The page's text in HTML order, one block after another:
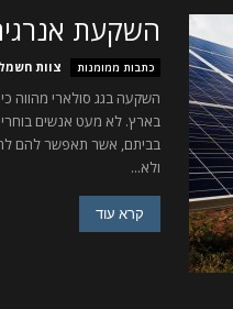
השקעת
כתבות ממומנות צוות
השקעה בגג סולארי מהווה
בארץ. לא מעט אנשים
בביתם, אשר תאפשר להם
ולא...
קרא עוד